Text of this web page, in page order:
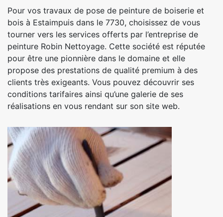
Pour vos travaux de pose de peinture de boiserie et
bois à Estaimpuis dans le 7730, choisissez de vous
tourner vers les services offerts par l’entreprise de
peinture Robin Nettoyage. Cette société est réputée
pour être une pionnière dans le domaine et elle
propose des prestations de qualité premium à des
clients très exigeants. Vous pouvez découvrir ses
conditions tarifaires ainsi qu’une galerie de ses
réalisations en vous rendant sur son site web.